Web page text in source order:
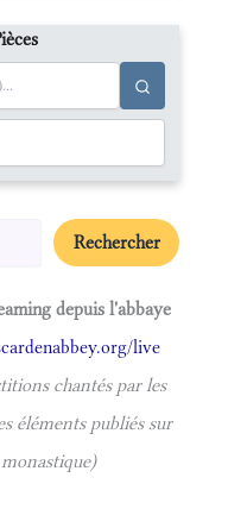
Rechercher
depuis l'abbaye
live
chantés par les
éléments publiés sur